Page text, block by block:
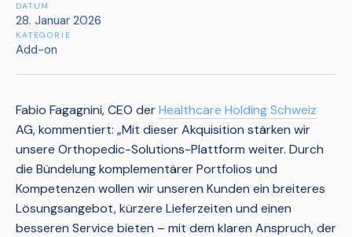
DATUM
28. Januar 2026
KATEGORIE
Add-on
Fabio Fagagnini, CEO derHealthcare Holding Schweiz
AG, kommentiert: „Mit dieser Akquisition stärken wir
unsere Orthopedic-Solutions-Plattform weiter. Durch
die Bündelung komplementärer Portfolios und
Kompetenzen wollen wir unseren Kunden ein breiteres
Lösungsangebot, kürzere Lieferzeiten und einen
besseren Service bieten – mit dem klaren Anspruch, der